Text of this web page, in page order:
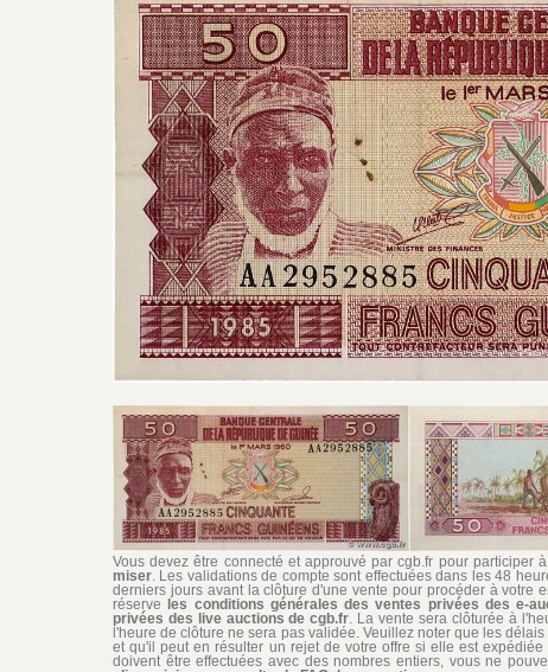
Vous devez être connecté et approuvé par cgb.fr pour participer
miser . Les validations de compte sont effectuées dans les 48
derniers jours avant la clôture d'une vente pour procéder à votre
réserve les conditions générales des ventes privées des e-
privées des live auctions de cgb.fr . La vente sera clôturée à
l'heure de clôture ne sera pas validée. Veuillez noter que les
et qu'il peut en résulter un rejet de votre offre si elle est
doivent être effectuées avec des nombres entiers, vous ne